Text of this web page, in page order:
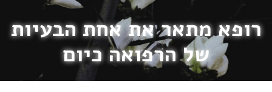
רופא מתאר את אחת הבעיות
של הרפואה כיום